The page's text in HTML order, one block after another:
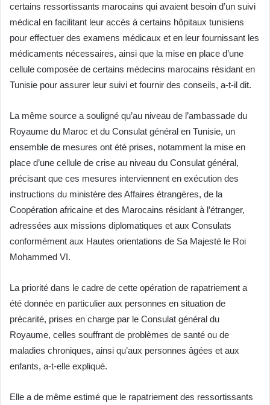
certains ressortissants marocains qui avaient besoin d’un suivi
médical en facilitant leur accès à certains hôpitaux tunisiens
pour effectuer des examens médicaux et en leur fournissant les
médicaments nécessaires, ainsi que la mise en place d’une
cellule composée de certains médecins marocains résidant en
Tunisie pour assurer leur suivi et fournir des conseils, a-t-il dit.
La même source a souligné qu’au niveau de l’ambassade du
Royaume du Maroc et du Consulat général en Tunisie, un
ensemble de mesures ont été prises, notamment la mise en
place d’une cellule de crise au niveau du Consulat général,
précisant que ces mesures interviennent en exécution des
instructions du ministère des Affaires étrangères, de la
Coopération africaine et des Marocains résidant à l’étranger,
adressées aux missions diplomatiques et aux Consulats
conformément aux Hautes orientations de Sa Majesté le Roi
Mohammed VI.
La priorité dans le cadre de cette opération de rapatriement a
été donnée en particulier aux personnes en situation de
précarité, prises en charge par le Consulat général du
Royaume, celles souffrant de problèmes de santé ou de
maladies chroniques, ainsi qu’aux personnes âgées et aux
enfants, a-t-elle expliqué.
Elle a de même estimé que le rapatriement des ressortissants